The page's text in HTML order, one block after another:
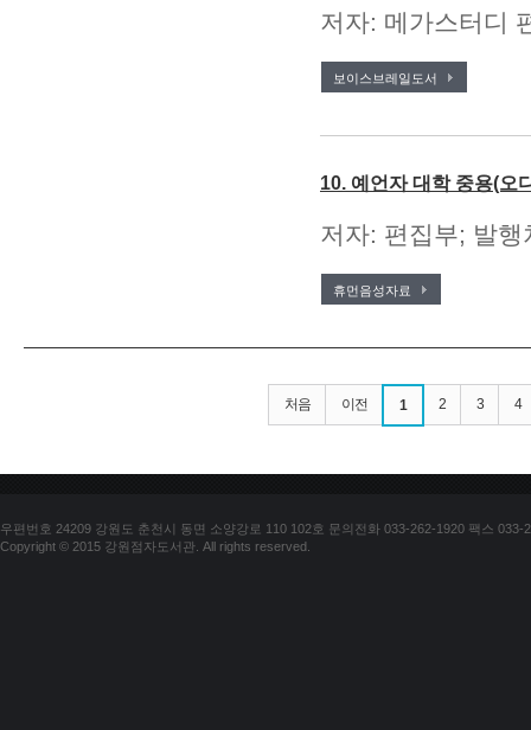
저자: 메가스터디
보이스브레일도서
10. 예언자 대학 중용(오
저자: 편집부; 발
휴먼음성자료
처음 이전 1 2 3 4
우편번호 24209 강원도 춘천시 동면 소양강로 110 102호 문의전화 033-262-1920 팩스 033-
Copyright © 2015 강원점자도서관. All rights reserved.